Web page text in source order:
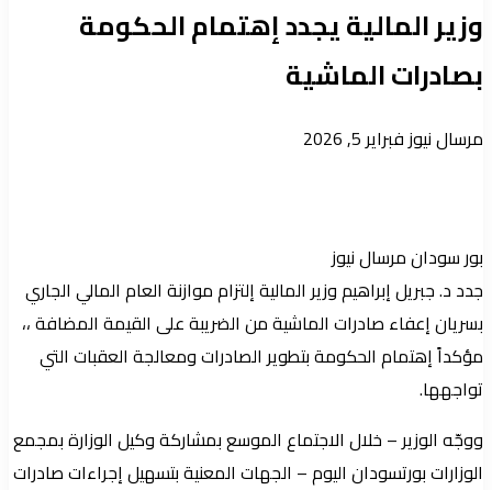
وزير المالية يجدد إهتمام الحكومة
بصادرات الماشية
مرسال نيوزأرسل
فبراير 5, 2026
بور سودان مرسال نيوز
جدد د. جبريل إبراهيم وزير المالية إلتزام موازنة العام المالي الجاري
بسريان إعفاء صادرات الماشية من الضريبة على القيمة المضافة ،،
مؤكداً إهتمام الحكومة بتطوير الصادرات ومعالجة العقبات التي
تواجهها.
ووجّه الوزير – خلال الاجتماع الموسع بمشاركة وكيل الوزارة بمجمع
الوزارات بورتسودان اليوم – الجهات المعنية بتسهيل إجراءات صادرات